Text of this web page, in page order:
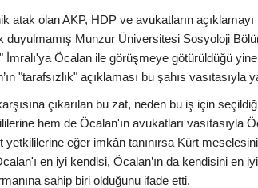
atak olan AKP, HDP ve avukatların
duyulmamış Munzur Üniversitesi Sosyoloji
Öcalan ile görüşmeye götürüldüğü yine
"tarafsızlık" açıklaması bu şahıs vasıtasıyla
çıkarılan bu zat, neden bu iş için
hem de Öcalan'ın avukatları vasıtasıyla
yetkililerine eğer imkân tanınırsa Kürt
en iyi kendisi, Öcalan’ın da kendisini en
sahip biri olduğunu ifade etti.